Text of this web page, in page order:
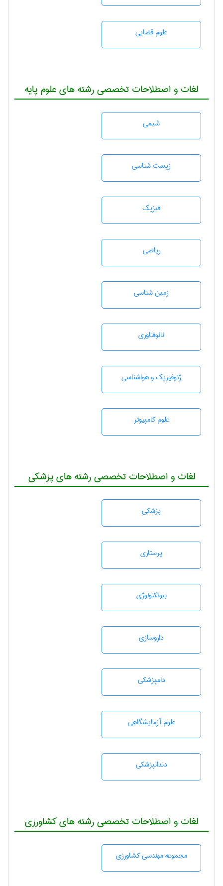
علوم قضایی
لغات و اصطلاحات تخصصی رشته های علوم پایه
شيمی
زيست شناسی
فیزیک
رياضی
زمين شناسی
نانوفناوری
ژئوفيزيك و هواشناسی
علوم کامپیوتر
لغات و اصطلاحات تخصصی رشته های پزشکی
پزشكی
پرستاری
بيوتكنولوژی
داروسازی
دامپزشكی
علوم آزمايشگاهی
دندانپزشكی
لغات و اصطلاحات تخصصی رشته های کشاورزی
مجموعه مهندسی كشاورزی